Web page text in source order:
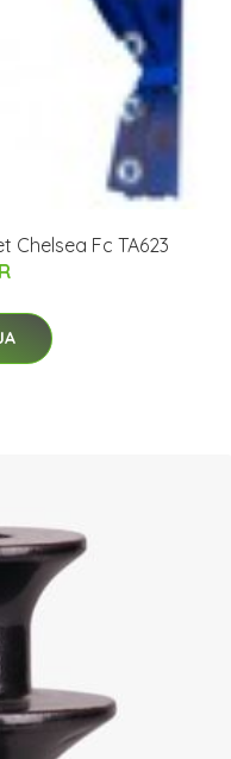
Chelsea Fc TA623